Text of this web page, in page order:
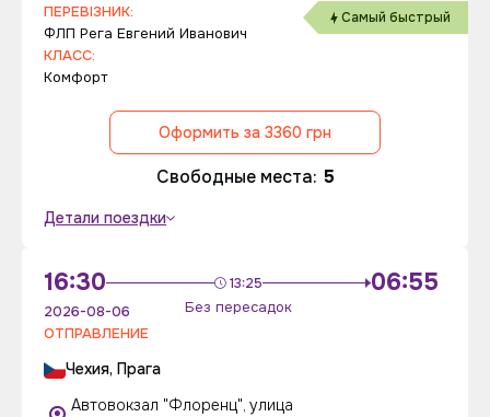
Самый быстрый
ПЕРЕВІЗНИК:
ФЛП Рега Евгений Иванович
КЛАСС:
Комфорт
Оформить за 3360 грн
Свободные места: 5
Детали поездки
16:30 13:25
Без пересадок
06:55
2026-08-06
ОТПРАВЛЕНИЕ
Чехия, Прага
Автовокзал "Флоренц", улица